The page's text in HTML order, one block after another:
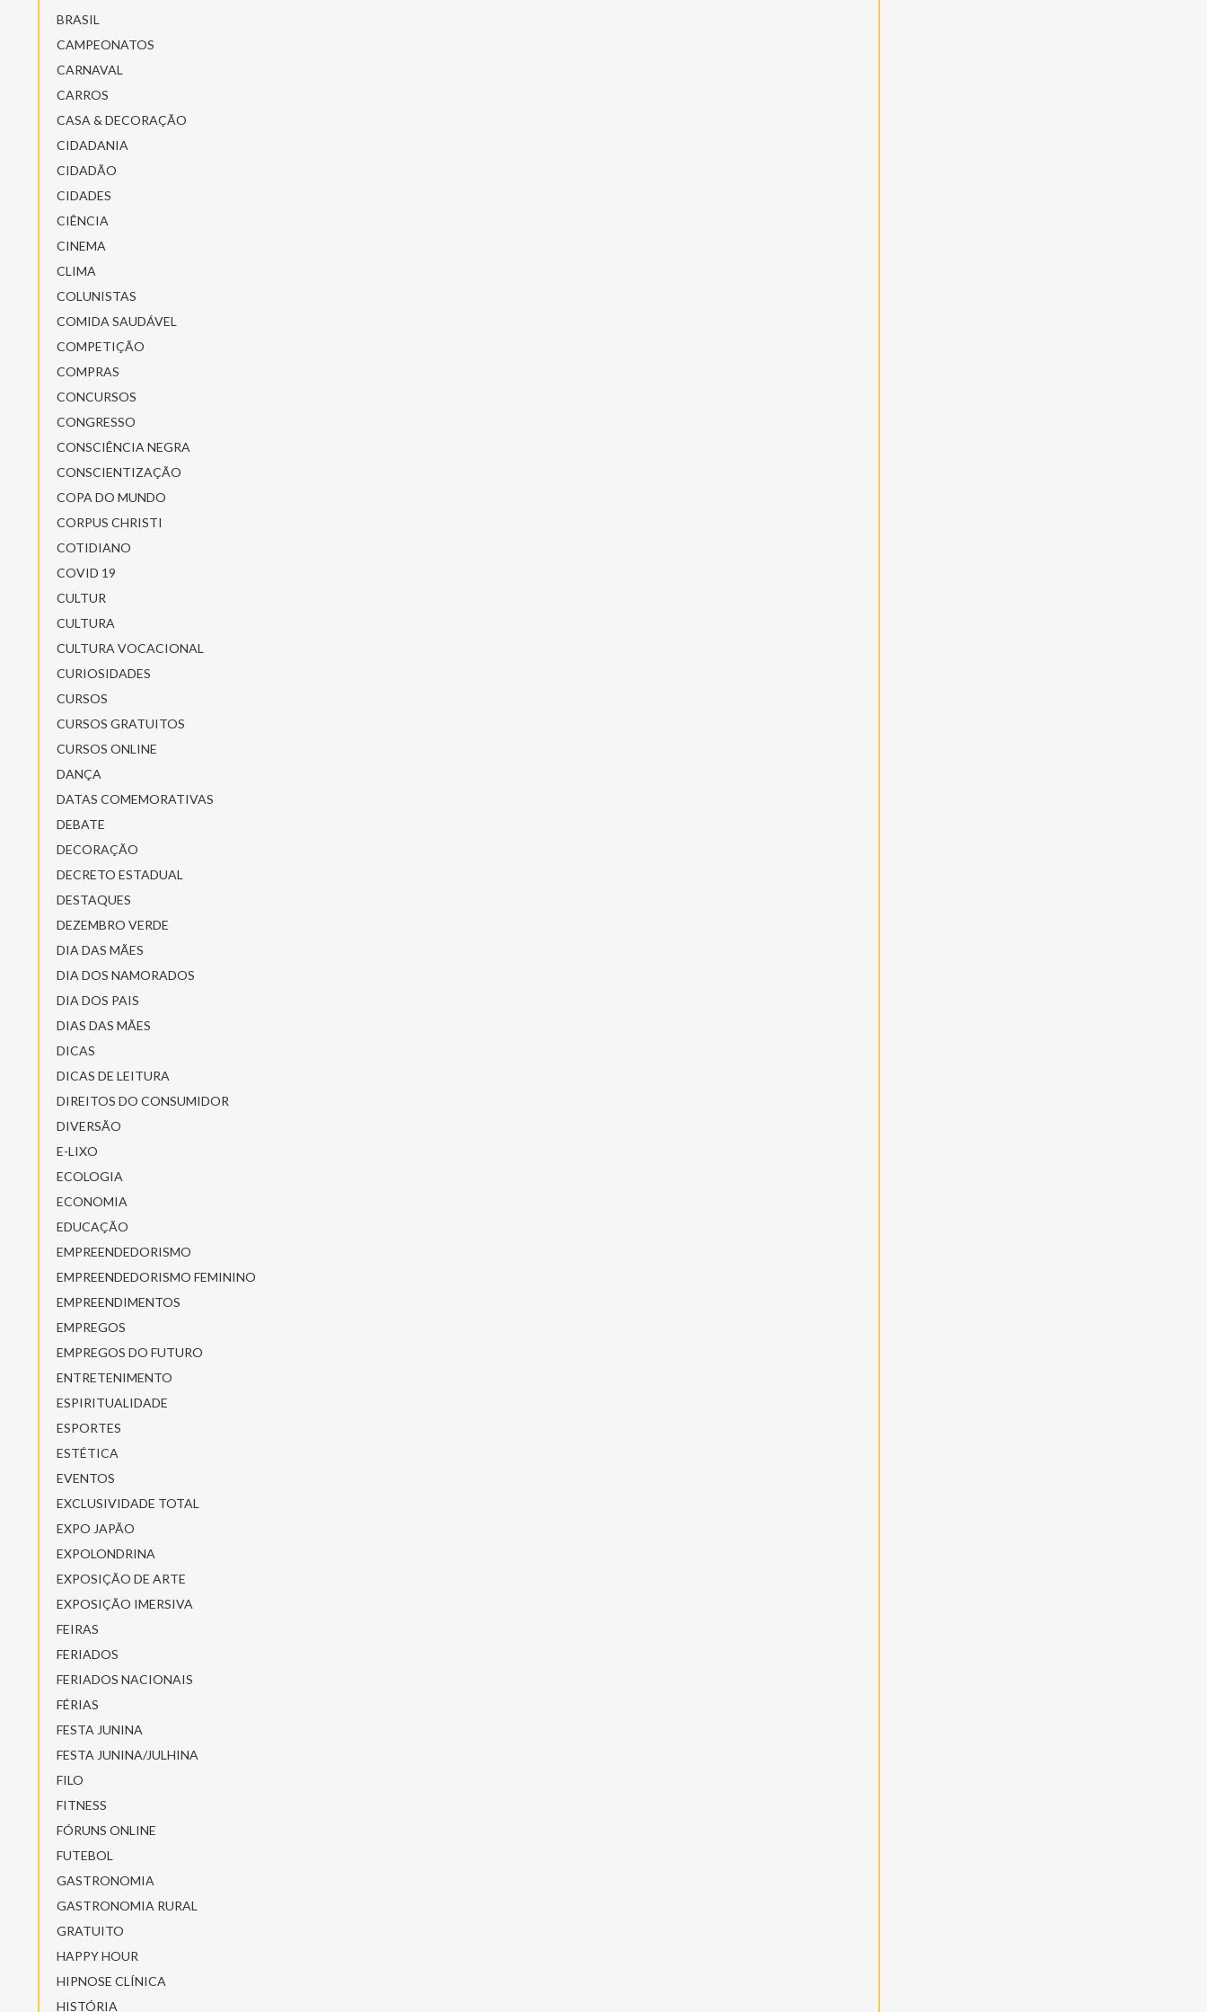
BRASIL
CAMPEONATOS
CARNAVAL
CARROS
CASA & DECORAÇÃO
CIDADANIA
CIDADÃO
CIDADES
CIÊNCIA
CINEMA
CLIMA
COLUNISTAS
COMIDA SAUDÁVEL
COMPETIÇÃO
COMPRAS
CONCURSOS
CONGRESSO
CONSCIÊNCIA NEGRA
CONSCIENTIZAÇÃO
COPA DO MUNDO
CORPUS CHRISTI
COTIDIANO
COVID 19
CULTUR
CULTURA
CULTURA VOCACIONAL
CURIOSIDADES
CURSOS
CURSOS GRATUITOS
CURSOS ONLINE
DANÇA
DATAS COMEMORATIVAS
DEBATE
DECORAÇÃO
DECRETO ESTADUAL
DESTAQUES
DEZEMBRO VERDE
DIA DAS MÃES
DIA DOS NAMORADOS
DIA DOS PAIS
DIAS DAS MÃES
DICAS
DICAS DE LEITURA
DIREITOS DO CONSUMIDOR
DIVERSÃO
E-LIXO
ECOLOGIA
ECONOMIA
EDUCAÇÃO
EMPREENDEDORISMO
EMPREENDEDORISMO FEMININO
EMPREENDIMENTOS
EMPREGOS
EMPREGOS DO FUTURO
ENTRETENIMENTO
ESPIRITUALIDADE
ESPORTES
ESTÉTICA
EVENTOS
EXCLUSIVIDADE TOTAL
EXPO JAPÃO
EXPOLONDRINA
EXPOSIÇÃO DE ARTE
EXPOSIÇÃO IMERSIVA
FEIRAS
FERIADOS
FERIADOS NACIONAIS
FÉRIAS
FESTA JUNINA
FESTA JUNINA/JULHINA
FILO
FITNESS
FÓRUNS ONLINE
FUTEBOL
GASTRONOMIA
GASTRONOMIA RURAL
GRATUITO
HAPPY HOUR
HIPNOSE CLÍNICA
HISTÓRIA